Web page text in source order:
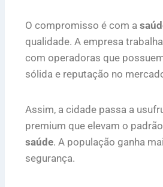
O compromisso é com a
qualidade. A empresa
com operadoras que
sólida e reputação no
Assim, a cidade passa a
premium que elevam o
saúde. A população ganha
segurança.